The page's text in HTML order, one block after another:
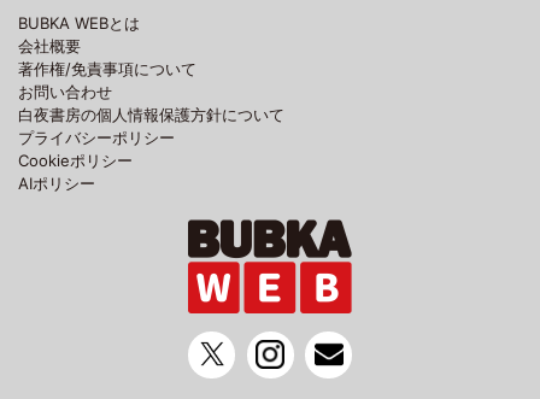
BUBKA WEBとは
会社概要
著作権/免責事項について
お問い合わせ
白夜書房の個人情報保護方針について
プライバシーポリシー
Cookieポリシー
AIポリシー